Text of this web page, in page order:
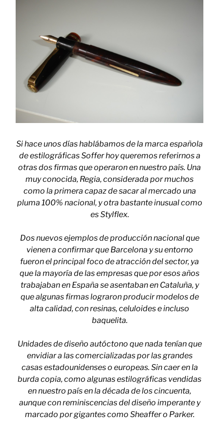
Si hace unos días hablábamos de la marca española
de estilográficas Soffer hoy queremos referirnos a
otras dos firmas que operaron en nuestro país. Una
muy conocida, Regia, considerada por muchos
como la primera capaz de sacar al mercado una
pluma 100% nacional, y otra bastante inusual como
es Stylflex.
Dos nuevos ejemplos de producción nacional que
vienen a confirmar que Barcelona y su entorno
fueron el principal foco de atracción del sector, ya
que la mayoría de las empresas que por esos años
trabajaban en España se asentaban en Cataluña, y
que algunas firmas lograron producir modelos de
alta calidad, con resinas, celuloides e incluso
baquelita.
Unidades de diseño autóctono que nada tenían que
envidiar a las comercializadas por las grandes
casas estadounidenses o europeas. Sin caer en la
burda copia, como algunas estilográficas vendidas
en nuestro país en la década de los cincuenta,
aunque con reminiscencias del diseño imperante y
marcado por gigantes como Sheaffer o Parker.